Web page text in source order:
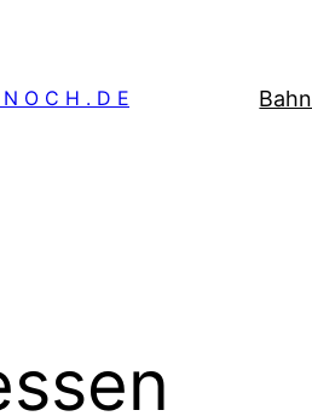
O C H . D E Bahn